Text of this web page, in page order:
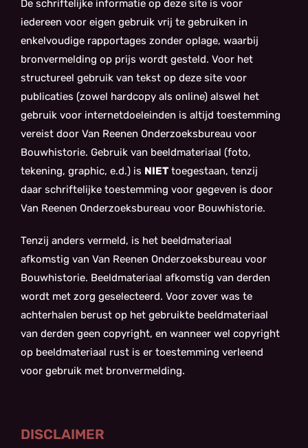
De schriftelijke informatie op deze site is voor
iedereen voor eigen gebruik vrij te gebruiken in
enkelvoudige rapportages zonder oplage, waarbij
bronvermelding op prijs wordt gesteld. Voor het
structureel gebruik van tekst op deze site voor
publicaties (zowel hardcopy als online) alswel het
gebruik voor internetdoeleinden is altijd toestemming
vereist door Van Reenen Onderzoeksbureau voor
Bouwhistorie. Gebruik van beeldmateriaal (foto,
tekening, graphic, e.d.) is NIETtoegestaan, tenzij
daar schriftelijke toestemming voor gegeven is door
Van Reenen Onderzoeksbureau voor Bouwhistorie.
Tenzij anders vermeld, is het beeldmateriaal
afkomstig van Van Reenen Onderzoeksbureau voor
Bouwhistorie. Beeldmateriaal afkomstig van derden
wordt met zorg geselecteerd. Voor zover was te
achterhalen berust op het gebruikte beeldmateriaal
van derden geen copyright, en wanneer wel copyright
op beeldmateriaal rust is er toestemming verleend
voor gebruik met bronvermelding.
DISCLAIMER